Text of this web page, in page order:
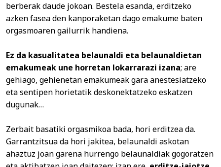
berberak daude jokoan. Bestela esanda, erditzeko
azken fasea den kanporaketan dago emakume baten
orgasmoaren gailurrik handiena.
Ez da kasualitatea belaunaldi eta belaunaldietan
emakumeak une horretan lokarrarazi izana; are
gehiago, gehienetan emakumeak gara anestesiatzeko
eta sentipen horietatik deskonektatzeko eskatzen
dugunak…
Zerbait basatiki orgasmikoa bada, hori erditzea da.
Garrantzitsua da hori jakitea, belaunaldi askotan
ahaztuz joan garena hurrengo belaunaldiak gogoratzen